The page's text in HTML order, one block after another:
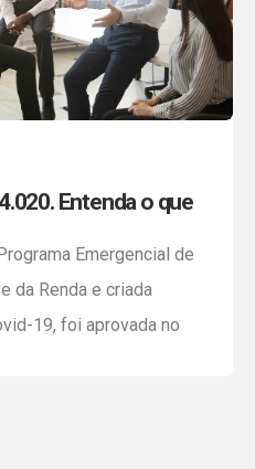
Entenda o que
Emergencial de
da Renda e criada
19, foi aprovada no
acordos de